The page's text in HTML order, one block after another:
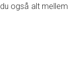
også alt mellem